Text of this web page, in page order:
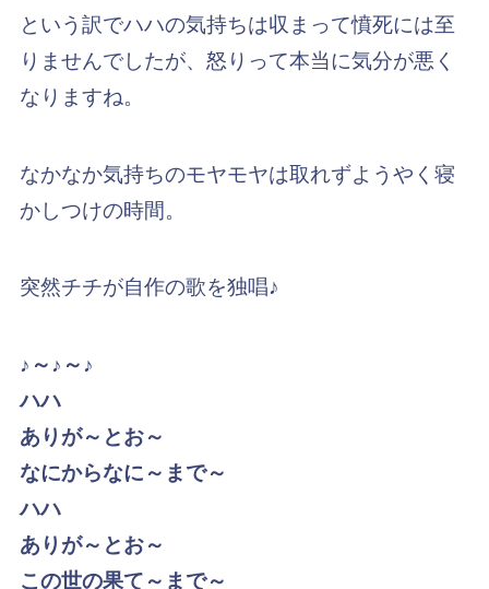
という訳でハハの気持ちは収まって憤死には至
りませんでしたが、怒りって本当に気分が悪く
なりますね。
なかなか気持ちのモヤモヤは取れずようやく寝
かしつけの時間。
突然チチが自作の歌を独唱♪
♪～♪～♪
ハハ
ありが～とお～
なにからなに～まで～
ハハ
ありが～とお～
この世の果て～まで～